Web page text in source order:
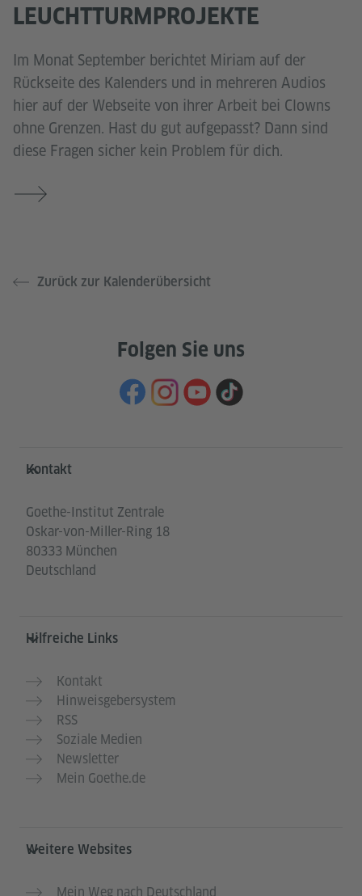
LEUCHTTURMPROJEKTE
Im Monat September berichtet Miriam auf der
Rückseite des Kalenders und in mehreren Audios
hier auf der Webseite von ihrer Arbeit bei Clowns
ohne Grenzen. Hast du gut aufgepasst? Dann sind
diese Fragen sicher kein Problem für dich.
Zurück zur Kalenderübersicht
Folgen Sie uns
Service- und Informationsbereich
Kontakt
Goethe-Institut Zentrale
Oskar-von-Miller-Ring 18
80333 München
Deutschland
Hilfreiche Links
Kontakt
Hinweisgebersystem
RSS
Soziale Medien
Newsletter
Mein Goethe.de
Weitere Websites